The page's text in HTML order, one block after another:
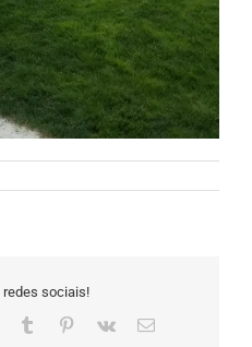
redes sociais!
Tumblr Pinterest
Vk
Email